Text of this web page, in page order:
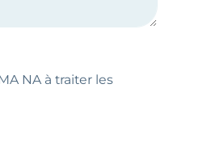
NA à traiter les